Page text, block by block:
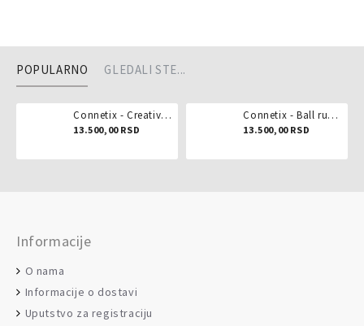
POPULARNO GLEDALI STE...
Connetix - Creative pack 102 dela
13.500,00 RSD
Connetix - Ball run pastel 106 delova
13.500,00 RSD
Informacije
O nama
Informacije o dostavi
Uputstvo za registraciju